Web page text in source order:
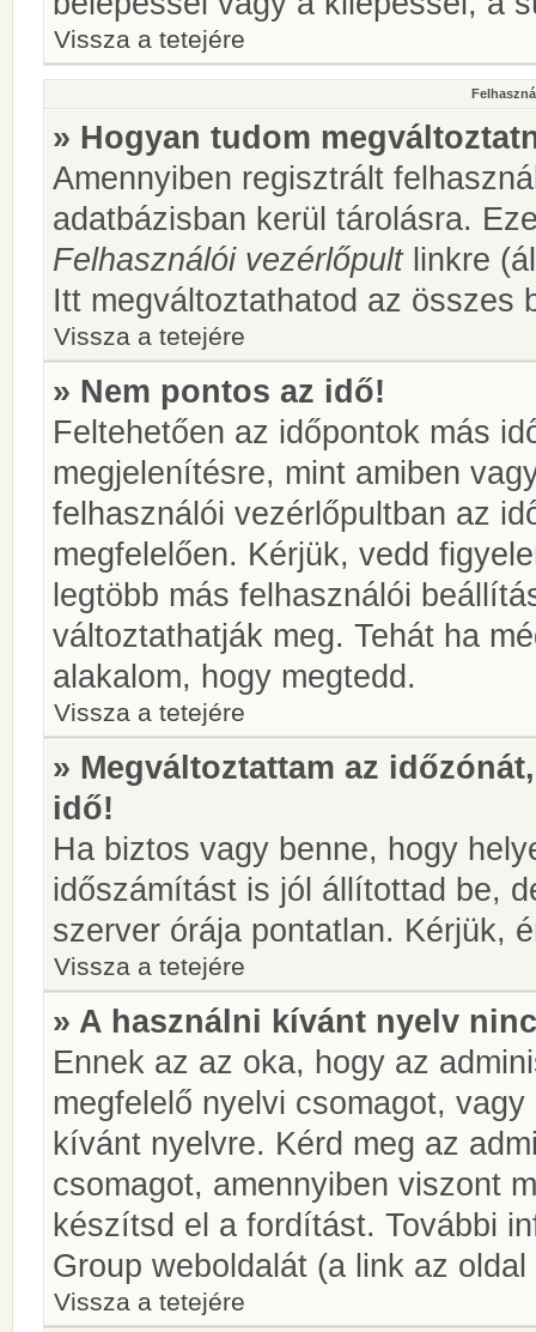
Vissza a tetejére
» Hogyan tudom
Amennyiben regisztrált
adatbázisban kerül tárolásra.
Felhasználói vezérlőpultlinkre
Itt megváltoztathatod az összes
Vissza a tetejére
» Nem pontos az idő!
Feltehetően az időpontok más
megjelenítésre, mint amiben
felhasználói vezérlőpultban az
megfelelően. Kérjük, vedd
legtöbb más felhasználói
változtathatják meg. Tehát ha
alakalom, hogy megtedd.
Vissza a tetejére
» Megváltoztattam az
idő!
Ha biztos vagy benne, hogy
időszámítást is jól állítottad be,
szerver órája pontatlan. Kérjük,
Vissza a tetejére
» A használni kívánt nyelv
Ennek az az oka, hogy az
megfelelő nyelvi csomagot,
kívánt nyelvre. Kérd meg az
csomagot, amennyiben viszont
készítsd el a fordítást. További
Group weboldalát (a link az
Vissza a tetejére